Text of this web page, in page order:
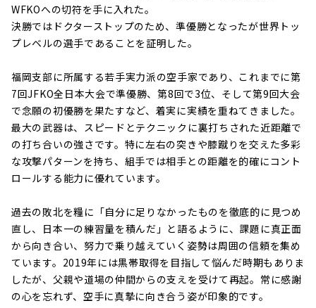
WFKOへの切符を手に入れた。
決勝ではドクターストップのため、準優勝となったが世界トッ
プレベルの選手であることを証明した。
福岡支部に所属する若手実力派の空手家であり、これまでに第
7回JFKO全日本大会で準優勝、第8回で3位、そして第9回大会
で念願の初優勝を果たすなど、着実に実績を重ねてきました。
最大の武器は、スピードとテクニックに裏打ちされた近距離で
の打ち合いの強さです。特に左右の突きや膝蹴りを交えた多彩
な攻撃パターンを持ち、組手では相手との距離を的確にコント
ロールする能力に優れています。
過去の敗北を糧に「自分に足りなかったものを徹底的に見つめ
直し、日本一の練習量を積んだ」と語るように、課題に真正面
から向き合い、努力で乗り越えていく姿勢は周囲の信頼を集め
ています。2019年には黒帯取得を目指して悩んだ時期もありま
したが、父親や道場の仲間からの支えを受けて再起。常に感謝
の心を忘れず、空手に真摯に向き合う姿が印象的です。